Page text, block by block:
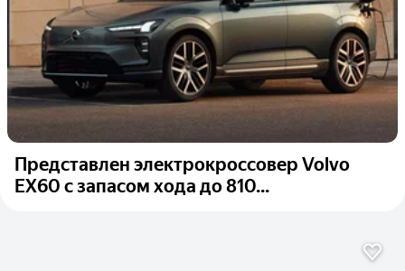
Представлен электрокроссовер Volvo
EX60 с запасом хода до 810...